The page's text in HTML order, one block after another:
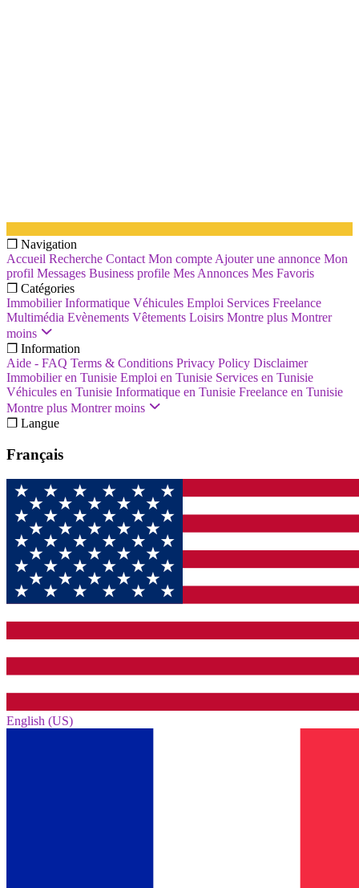
❐ Navigation
Accueil Recherche Contact Mon compte Ajouter une annonce Mon
profil Messages Business profile Mes Annonces Mes Favoris
❐ Catégories
Immobilier Informatique Véhicules Emploi Services Freelance
Multimédia Evènements Vêtements Loisirs Montre plus Montrer
moins
❐ Information
Aide - FAQ Terms & Conditions Privacy Policy Disclaimer
Immobilier en Tunisie Emploi en Tunisie Services en Tunisie
Véhicules en Tunisie Informatique en Tunisie Freelance en Tunisie
Montre plus Montrer moins
❐ Langue
Français
English (US)‎